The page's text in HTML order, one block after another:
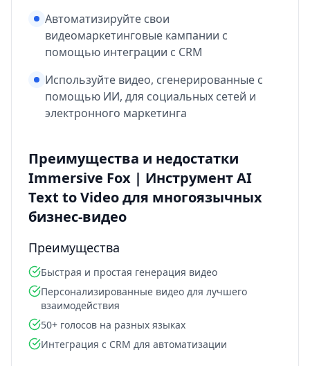
Автоматизируйте свои
видеомаркетинговые кампании с
помощью интеграции с CRM
Используйте видео, сгенерированные с
помощью ИИ, для социальных сетей и
электронного маркетинга
Преимущества и недостатки
Immersive Fox | Инструмент AI
Text to Video для многоязычных
бизнес-видео
Преимущества
Быстрая и простая генерация видео
Персонализированные видео для лучшего
взаимодействия
50+ голосов на разных языках
Интеграция с CRM для автоматизации